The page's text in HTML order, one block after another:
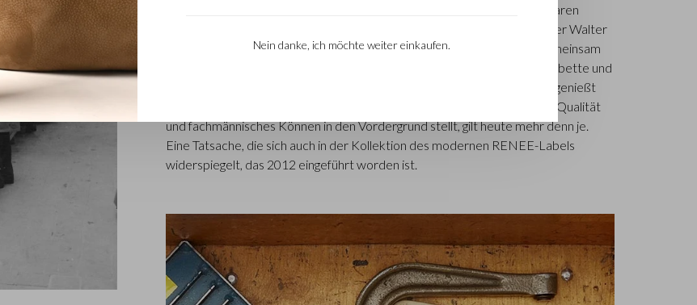
renommiertes Familienunternehmen, das schon seit 1945 Luxuslederwaren
entwirft und herstellt. Das Unternehmen wurde geboren, als Stickmeister Walter
Castelijn und Lederstanzer Marinus Beerens den Beschluss fassten, gemeinsam
Lederprodukte herzustellen. Mittlerweile hat die dritte Generation– Babette und
Martijn Beerens – die Geschicke des Unternehmens übernommen und genießt
Castelijn & Beerens einen internationalen Ruf. Die Familientradition, die Qualität
und fachmännisches Können in den Vordergrund stellt, gilt heute mehr denn je.
Eine Tatsache, die sich auch in der Kollektion des modernen RENEE-Labels
widerspiegelt, das 2012 eingeführt worden ist.
Nein danke, ich möchte weiter einkaufen.